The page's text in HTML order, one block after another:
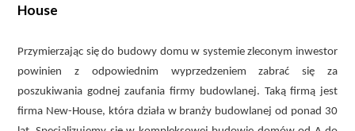
House
Przymierzając się do budowy domu w systemie zleconym inwestor
powinien z odpowiednim wyprzedzeniem zabrać się za
poszukiwania godnej zaufania firmy budowlanej. Taką firmą jest
firma New-House, która działa w branży budowlanej od ponad 30